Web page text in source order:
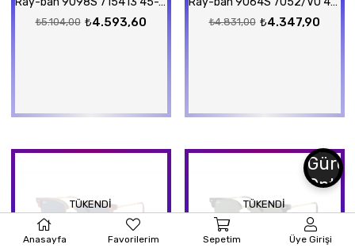
₺4.593,60
₺5.104,00 ₺4.347,90
₺4.831,00
TÜKENDI TÜKENDI
Anasayfa Favorilerim Sepetim Üye Girişi